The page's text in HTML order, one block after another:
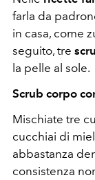
farla da
in casa, come
seguito, tre
la pelle al sole.
Scrub corpo
Mischiate tre
cucchiai di
abbastanza
consistenza